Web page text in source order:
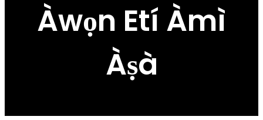
Àwọn Etí Àmì
Àṣà